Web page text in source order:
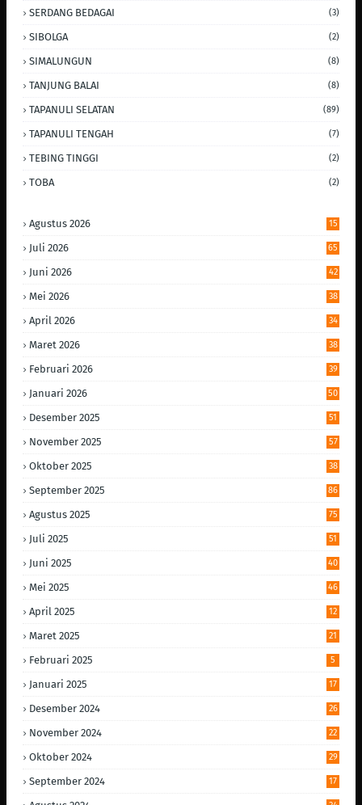
SERDANG BEDAGAI (3)
SIBOLGA (2)
SIMALUNGUN (8)
TANJUNG BALAI (8)
TAPANULI SELATAN (89)
TAPANULI TENGAH (7)
TEBING TINGGI (2)
TOBA (2)
Agustus 2026 15
Juli 2026 65
Juni 2026 42
Mei 2026 38
April 2026 34
Maret 2026 38
Februari 2026 39
Januari 2026 50
Desember 2025 51
November 2025 57
Oktober 2025 38
September 2025 86
Agustus 2025 75
Juli 2025 51
Juni 2025 40
Mei 2025 46
April 2025 12
Maret 2025 21
Februari 2025 5
Januari 2025 17
Desember 2024 26
November 2024 22
Oktober 2024 29
September 2024 17